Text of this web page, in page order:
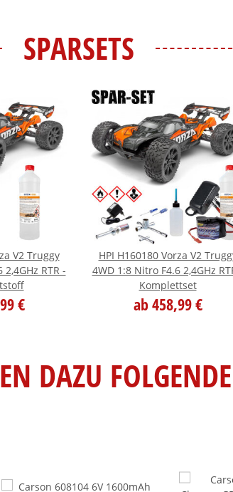
SPARSETS
V2 Truggy
RTR -
€
HPI H160180 Vorza V2
4WD 1:8 Nitro F4.6 2,4GHz
Komplettset
ab 458,99 €
DAZU